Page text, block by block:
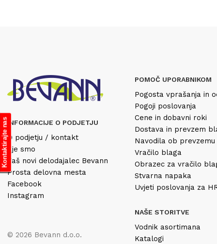
INFORMACIJE O PODJETJU
O podjetju / kontakt
Kje smo
Vaš novi delodajalec Bevann
Prosta delovna mesta
Facebook
Instagram
© 2026 Bevann d.o.o.
POMOČ UPORABNIKOM
Pogosta vprašanja in
Pogoji poslovanja
Cene in dobavni roki
Dostava in prevzem
Navodila ob
Vračilo blaga
Obrazec za vračilo
Stvarna napaka
Uvjeti poslovanja za
NAŠE STORITVE
Vodnik asortimana
Katalogi
Kontaktirajte nas